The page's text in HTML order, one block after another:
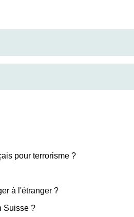
pour terrorisme ?
à l'étranger ?
Suisse ?